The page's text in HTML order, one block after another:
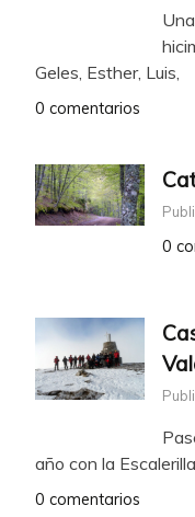
Geles, Esther, Luis,
0 comentarios
0
año con la
0 comentarios